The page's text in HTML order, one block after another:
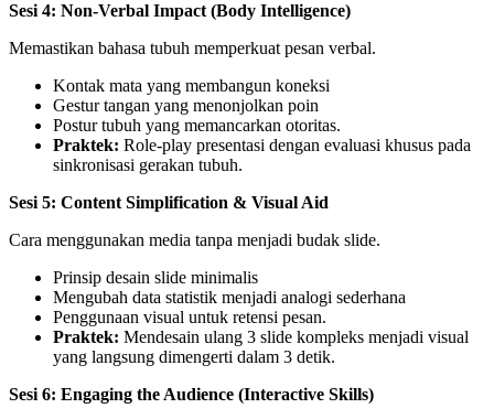
Sesi 4: Non-Verbal Impact (Body Intelligence)
Memastikan bahasa tubuh memperkuat pesan verbal.
Kontak mata yang membangun koneksi
Gestur tangan yang menonjolkan poin
Postur tubuh yang memancarkan otoritas.
Praktek: Role-play presentasi dengan evaluasi khusus pada
sinkronisasi gerakan tubuh.
Sesi 5: Content Simplification & Visual Aid
Cara menggunakan media tanpa menjadi budak slide.
Prinsip desain slide minimalis
Mengubah data statistik menjadi analogi sederhana
Penggunaan visual untuk retensi pesan.
Praktek: Mendesain ulang 3 slide kompleks menjadi visual
yang langsung dimengerti dalam 3 detik.
Sesi 6: Engaging the Audience (Interactive Skills)